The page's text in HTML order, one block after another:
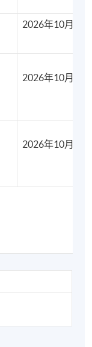
2026年10月07
2026年10月08
2026年10月16